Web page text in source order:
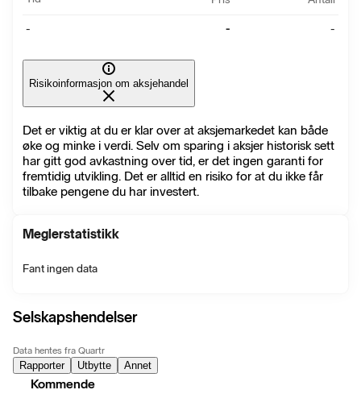
- - -
Risikoinformasjon om aksjehandel
Det er viktig at du er klar over at aksjemarkedet kan både
øke og minke i verdi. Selv om sparing i aksjer historisk sett
har gitt god avkastning over tid, er det ingen garanti for
fremtidig utvikling. Det er alltid en risiko for at du ikke får
tilbake pengene du har investert.
Meglerstatistikk
Fant ingen data
Selskapshendelser
Data hentes fra Quartr
Rapporter Utbytte Annet
Kommende